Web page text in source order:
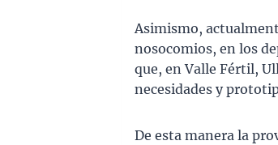
Asimismo,
nosocomios, en los
que, en Valle Fértil,
necesidades y
De esta manera la